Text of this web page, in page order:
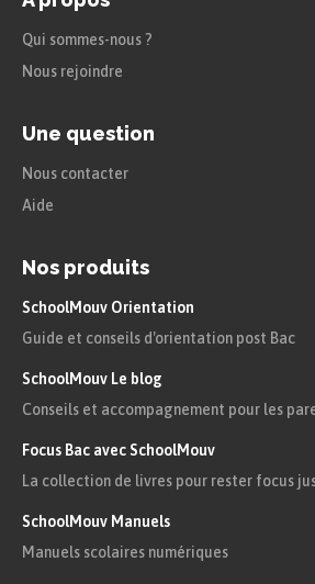
partie bleu clair est la plus
On peut aussi comparer, par
Toujours dans notre étude, en les
côte, on obtient :
Qui sommes-nous ?
Nous rejoindre
Une question
Nous contacter
Aide
Nos produits
SchoolMouv Orientation
Guide et conseils d'orientation post Bac
SchoolMouv Le blog
Conseils et accompagnement pour les
Focus Bac avec SchoolMouv
La collection de livres pour rester focus
SchoolMouv Manuels
Manuels scolaires numériques